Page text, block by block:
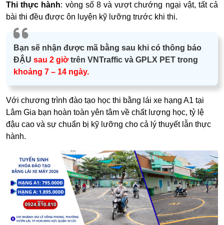
Thi thực hành: vòng số 8 và vượt chướng ngại vật, tất cả
bài thi đều được ôn luyện kỹ lưỡng trước khi thi.
Bạn sẽ nhận được mã bằng sau khi có thông báo
ĐẬU sau 2 giờtrên VNTraffic và GPLX PET trong
khoảng 7 – 14 ngày.
Với chương trình đào tạo học thi bằng lái xe hạng A1 tại
Lâm Gia bạn hoàn toàn yên tâm về chất lượng học, tỷ lệ
đậu cao và sự chuẩn bị kỹ lưỡng cho cả lý thuyết lẫn thực
hành.